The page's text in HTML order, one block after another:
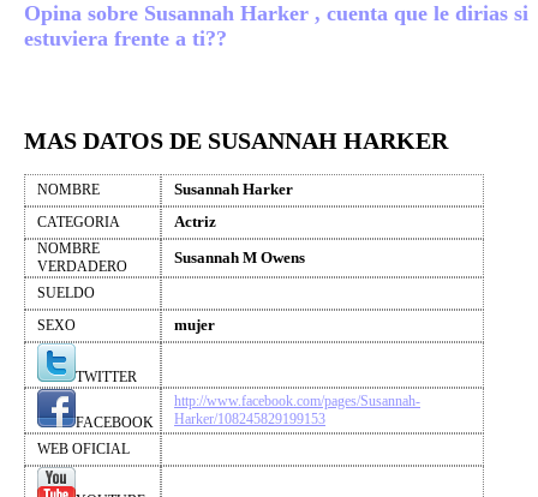
Opina sobre Susannah Harker , cuenta que le dirias si
estuviera frente a ti??
MAS DATOS DE SUSANNAH HARKER
NOMBRE Susannah Harker
CATEGORIA Actriz
NOMBRE
VERDADERO
Susannah M Owens
SUELDO
SEXO
mujer
TWITTER
FACEBOOK
http://www.facebook.com/pages/Susannah-
Harker/108245829199153
WEB OFICIAL